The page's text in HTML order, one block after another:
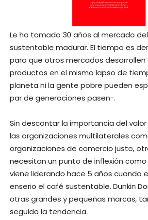
Le ha tomado 30 años al mercado
sustentable madurar. El tiempo es
para que otros mercados
productos en el mismo lapso de
planeta ni la gente pobre pueden
par de generaciones pasen-.
Sin descontar la importancia del valor
las organizaciones multilaterales
organizaciones de comercio justo,
necesitan un punto de inflexión
viene liderando hace 5 años cuando
enserio el café sustentable. Dunkin
otras grandes y pequeñas marcas,
seguido la tendencia.